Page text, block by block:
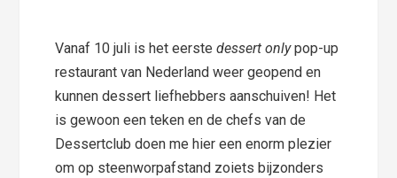
Vanaf 10 juli is het eerstedessert onlypop-up
restaurant van Nederland weer geopend en
kunnen dessert liefhebbers aanschuiven! Het
is gewoon een teken en de chefs van de
Dessertclub doen me hier een enorm plezier
om op steenworpafstand zoiets bijzonders